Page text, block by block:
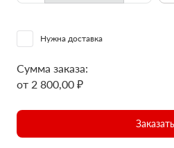
Нужна доставка
Сумма заказа:
от 2 800,00 ₽
Заказать